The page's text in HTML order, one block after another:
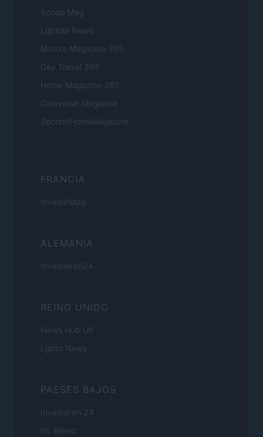
Scoop Mag
Lgbtqia News
Motors Magazine 365
Day Travel 365
Home Magazine 365
Cineverse Magazine
SecondHomeMagazine
FRANCIA
InvestirMag
ALEMANIA
Investieren24
REINO UNIDO
News Hub UK
Lgbtq News
PAESES BAJOS
Investeren 24
NL Newz